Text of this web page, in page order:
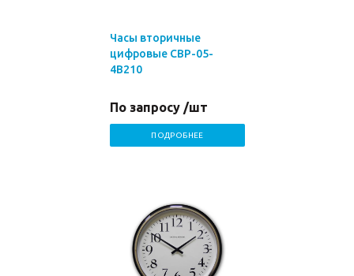
Часы вторичные
цифровые СВР-05-
4В210
По запросу /шт
ПОДРОБНЕЕ